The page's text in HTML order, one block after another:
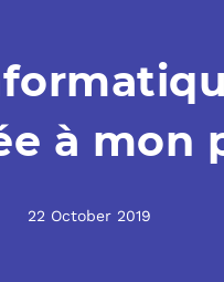
à mon
22 October 2019